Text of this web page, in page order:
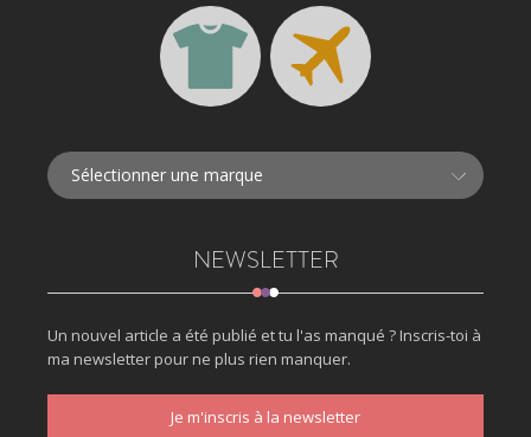
NEWSLETTER
Un nouvel article a été publié et tu l'as manqué ? Inscris-toi à
ma newsletter pour ne plus rien manquer.
Je m'inscris à la newsletter